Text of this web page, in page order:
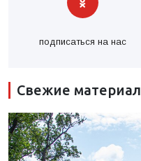
подписаться на нас
Свежие